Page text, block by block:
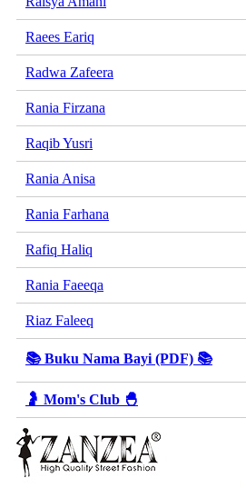
Raees Eariq
Radwa Zafeera
Rania Firzana
Raqib Yusri
Rania Anisa
Rania Farhana
Rafiq Haliq
Rania Faeeqa
Riaz Faleeq
📚 Buku Nama Bayi (PDF) 📚
🤰 Mom's Club 🐣